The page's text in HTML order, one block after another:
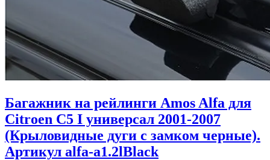
Багажник на рейлинги Amos Alfa для
Citroen C5 I универсал 2001-2007
(Крыловидные дуги с замком черные).
Артикул alfa-a1.2lBlack